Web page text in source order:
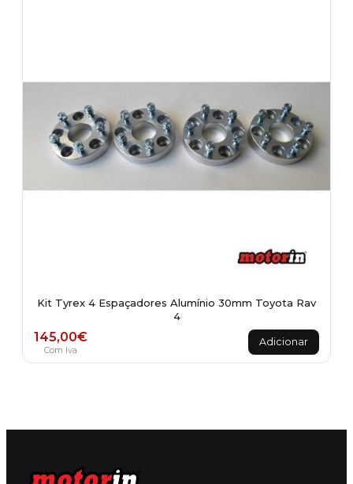
Kit Tyrex 4 Espaçadores Alumínio 30mm Toyota Rav
4
145,00€
Com Iva
Adicionar